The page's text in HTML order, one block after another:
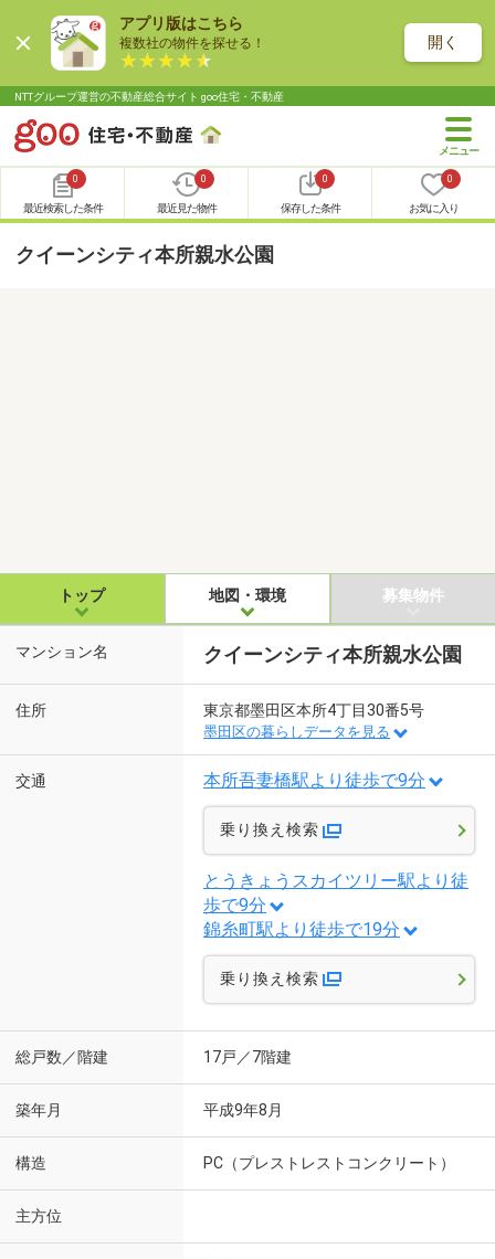
アプリ版はこちら
複数社の物件を探せる！ 開く
NTTグループ運営の不動産総合サイト goo住宅・不動産
0
最近検索した条件
0
最近見た物件
0
保存した条件
0
お気に入り
クイーンシティ本所親水公園
トップ 地図・環境 募集物件
マンション名 クイーンシティ本所親水公園
住所 東京都墨田区本所4丁目30番5号
墨田区の暮らしデータを見る
交通 本所吾妻橋駅より徒歩で9分
乗り換え検索
とうきょうスカイツリー駅より徒
歩で9分
錦糸町駅より徒歩で19分
乗り換え検索
総戸数／階建 17戸／7階建
築年月 平成9年8月
構造 PC（プレストレストコンクリート）
主方位